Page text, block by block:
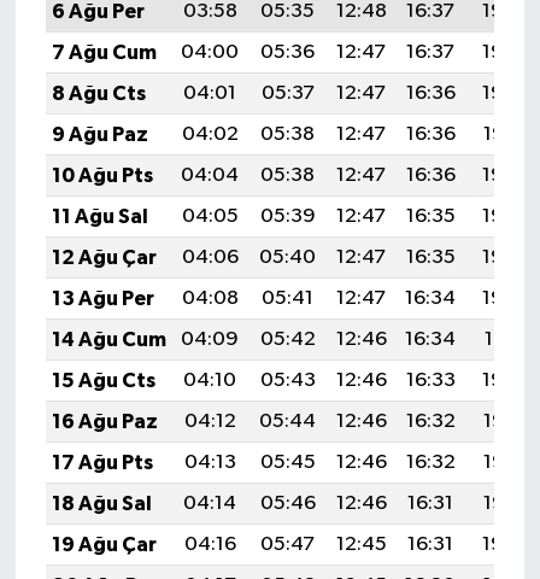
6 Ağu Per
03:58 05:35 12:48 16:37
19:50
7 Ağu Cum
04:00 05:36 12:47 16:37
19:49
8 Ağu Cts
04:01 05:37 12:47 16:36
19:48
9 Ağu Paz
04:02 05:38 12:47 16:36
19:47
10 Ağu Pts
04:04 05:38 12:47 16:36
19:46
11 Ağu Sal
04:05 05:39 12:47 16:35
19:44
12 Ağu Çar
04:06 05:40 12:47 16:35
19:43
13 Ağu Per
04:08 05:41 12:47 16:34
19:42
14 Ağu Cum
04:09 05:42 12:46 16:34
19:41
15 Ağu Cts
04:10 05:43 12:46 16:33
19:39
16 Ağu Paz
04:12 05:44 12:46 16:32
19:38
17 Ağu Pts
04:13 05:45 12:46 16:32
19:37
18 Ağu Sal
04:14 05:46 12:46 16:31
19:35
19 Ağu Çar
04:16 05:47 12:45 16:31
19:34